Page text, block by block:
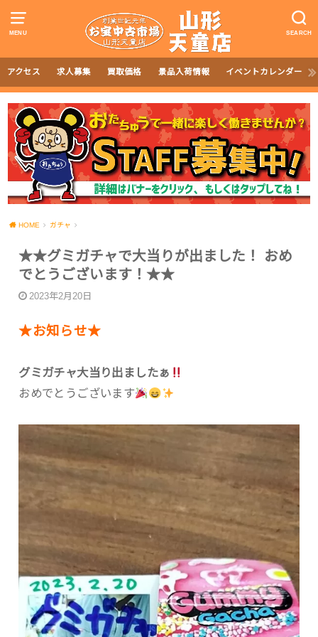
MENU SEARCH
アクセス 求人募集 買取価格 景品入荷情報 イベントカレンダー
HOME ガチャ
★★グミガチャで大当りが出ました！ おめ
でとうございます！★★
2023年2月20日
★お知らせ★
グミガチャ大当り出ましたぁ
おめでとうございます